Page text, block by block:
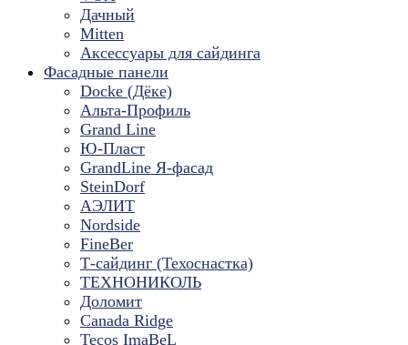
Дачный
Mitten
Аксессуары для сайдинга
Фасадные панели
Docke (Дёке)
Альта-Профиль
Grand Line
Ю-Пласт
GrandLine Я-фасад
SteinDorf
АЭЛИТ
Nordside
FineBer
Т-сайдинг (Техоснастка)
ТЕХНОНИКОЛЬ
Доломит
Canada Ridge
Tecos ImaBeL